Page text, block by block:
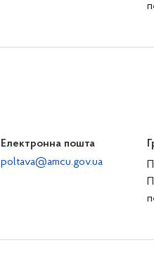
Електронна пошта
poltava@amcu.gov.ua